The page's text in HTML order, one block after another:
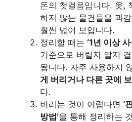
돈의 첫걸음입니다. 옷,
하지 않는 물건들을 과
훨씬 넓어 보입니다.
정리할 때는 ‘1년 이상
기준으로 버릴지 말지
됩니다. 자주 사용하지
게 버리거나 다른 곳에
다.
버리는 것이 어렵다면 ‘
방법’을 통해 정리하는